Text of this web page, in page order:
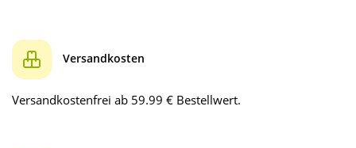
Versandkosten
Versandkostenfrei ab 59.99 € Bestellwert.